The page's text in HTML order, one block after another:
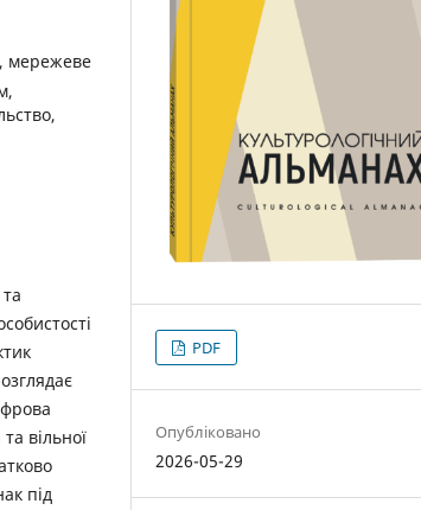
мережеве
вільної
під
PDF
Опубліковано
2026-05-29